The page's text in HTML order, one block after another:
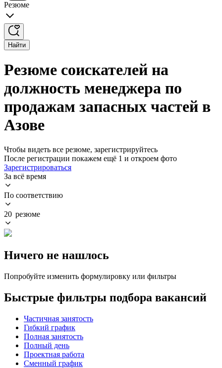
Резюме
Найти
Резюме соискателей на
должность менеджера по
продажам запасных частей в
Азове
Чтобы видеть все резюме, зарегистрируйтесь
После регистрации покажем ещё 1 и откроем фото
Зарегистрироваться
За всё время
По соответствию
20 резюме
Ничего не нашлось
Попробуйте изменить формулировку или фильтры
Быстрые фильтры подбора вакансий
Частичная занятость
Гибкий график
Полная занятость
Полный день
Проектная работа
Сменный график